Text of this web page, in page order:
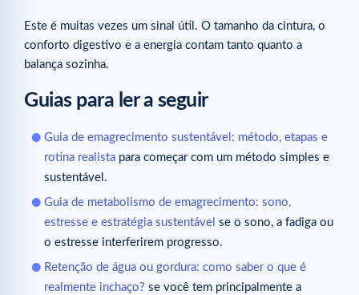
Este é muitas vezes um sinal útil. O tamanho da cintura, o
conforto digestivo e a energia contam tanto quanto a
balança sozinha.
Guias para ler a seguir
Guia de emagrecimento sustentável: método, etapas e
rotina realista para começar com um método simples e
sustentável.
Guia de metabolismo de emagrecimento: sono,
estresse e estratégia sustentável se o sono, a fadiga ou
o estresse interferirem progresso.
Retenção de água ou gordura: como saber o que é
realmente inchaço? se você tem principalmente a